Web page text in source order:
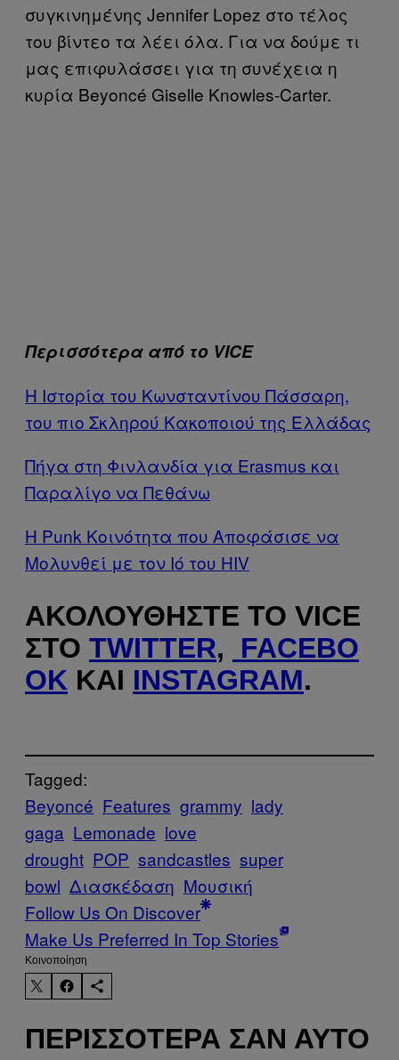
συγκινημένης Jennifer Lopez στο τέλος
του βίντεο τα λέει όλα. Για να δούμε τι
μας επιφυλάσσει για τη συνέχεια η
κυρία Beyoncé Giselle Knowles-Carter.
Περισσότερα από το VICE
H Ιστορία του Κωνσταντίνου Πάσσαρη,
του πιο Σκληρού Κακοποιού της Ελλάδας
Πήγα στη Φινλανδία για Erasmus και
Παραλίγο να Πεθάνω
Η Punk Κοινότητα που Αποφάσισε να
Μολυνθεί με τον Ιό του HIV
ΑΚΟΛΟΥΘΉΣΤΕ ΤΟ VICE
ΣΤΟ TWITTER,
FACEBO
OK ΚΑΙ INSTAGRAM.
Tagged:
Beyoncé Features grammy lady
gaga Lemonade love
drought POP sandcastles super
bowl Διασκέδαση Μουσική
Follow Us On Discover
Make Us Preferred In Top Stories
Kοινοποίηση
ΠΕΡΙΣΣΌΤΕΡΑ ΣΑΝ ΑΥΤΌ